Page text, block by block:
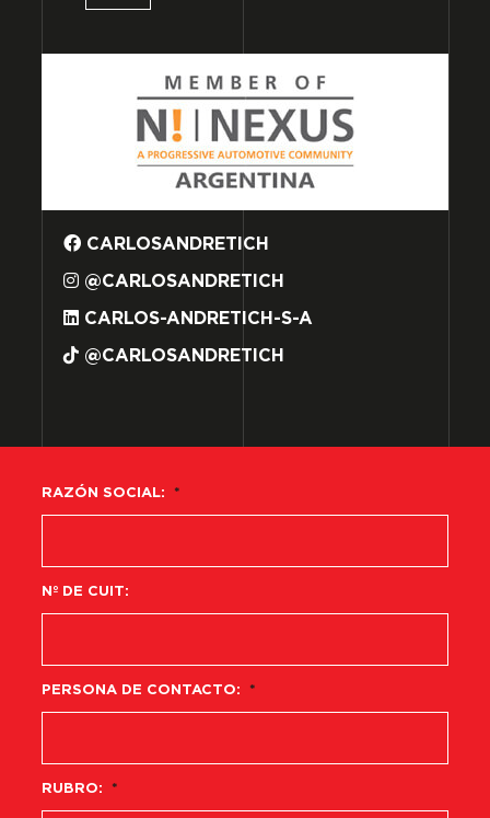
CARLOSANDRETICH
@CARLOSANDRETICH
CARLOS-ANDRETICH-S-A
@CARLOSANDRETICH
RAZÓN SOCIAL: *
Nº DE CUIT:
PERSONA DE CONTACTO: *
RUBRO: *